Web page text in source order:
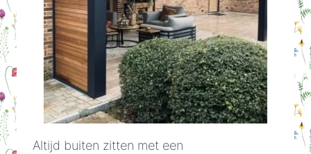
Altijd buiten zitten met een